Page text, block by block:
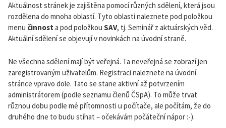
Aktuálnost stránek je zajištěna pomocí různých sdělení, která jsou
rozdělena do mnoha oblastí. Tyto oblasti naleznete pod položkou
menu činnost a pod položkou SAV, tj. Seminář z aktuárských věd.
Aktuální sdělení se objevují v novinkách na úvodní straně.
Ne všechna sdělení mají být veřejná. Ta neveřejná se zobrazí jen
zaregistrovaným uživatelům. Registraci naleznete na úvodní
stránce vpravo dole. Tato se stane aktivní až potvrzením
administrátorem (podle seznamu členů ČSpA). To může trvat
různou dobu podle mé přítomnosti u počítače, ale počítám, že do
druhého dne to budu stíhat – očekávám počáteční nápor :-).